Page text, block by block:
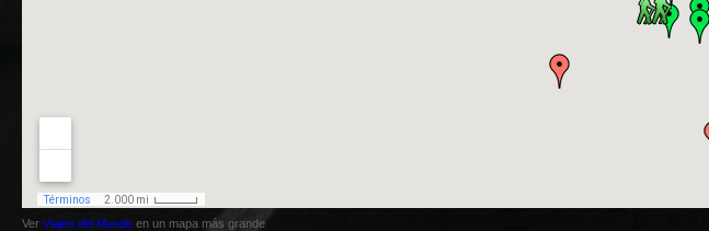
Ver Viajes del Mundo en un mapa más grande